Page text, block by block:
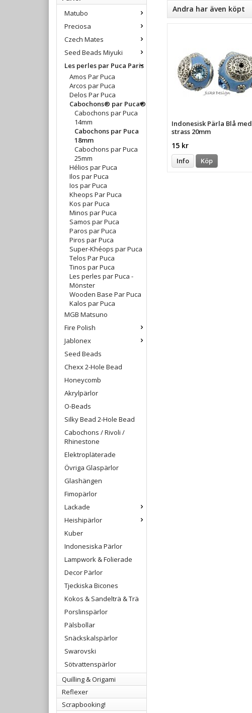
Matubo
Preciosa
Czech Mates
Seed Beads Miyuki
Les perles par Puca Paris
Amos Par Puca
Arcos par Puca
Delos Par Puca
Cabochons® par Puca®
Cabochons par Puca
14mm
Cabochons par Puca
18mm
Cabochons par Puca
25mm
Hélios par Puca
Ilos par Puca
Ios par Puca
Kheops Par Puca
Kos par Puca
Minos par Puca
Samos par Puca
Paros par Puca
Piros par Puca
Super-Khéops par Puca
Telos Par Puca
Tinos par Puca
Les perles par Puca -
Mönster
Wooden Base Par Puca
Kalos par Puca
MGB Matsuno
Fire Polish
Jablonex
Seed Beads
Chexx 2-Hole Bead
Honeycomb
Akrylpärlor
O-Beads
Silky Bead 2-Hole Bead
Cabochons / Rivoli /
Rhinestone
Elektropläterade
Övriga Glaspärlor
Glashängen
Fimopärlor
Lackade
Heishipärlor
Kuber
Indonesiska Pärlor
Lampwork & Folierade
Decor Pärlor
Tjeckiska Bicones
Kokos & Sandelträ & Trä
Porslinspärlor
Pälsbollar
Snäckskalspärlor
Swarovski
Sötvattenspärlor
Quilling & Origami
Reflexer
Scrapbooking!
Andra har även köpt
Indonesisk Pärla Blå med
strass 20mm
15 kr
Info Köp